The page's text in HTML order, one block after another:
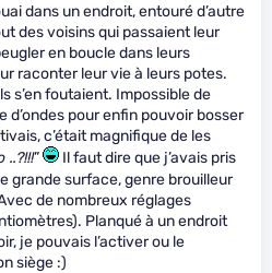
dans un endroit, entouré d’autre
des voisins qui passaient leur
en boucle dans leurs
raconter leur vie à leurs potes.
s’en foutaient. Impossible de
d’ondes pour enfin pouvoir bosser
c’était magnifique de les
..?!!!”
Il faut dire que j’avais pris
grande surface, genre brouilleur
de nombreux réglages
Planqué à un endroit
je pouvais l’activer ou le
siège :)